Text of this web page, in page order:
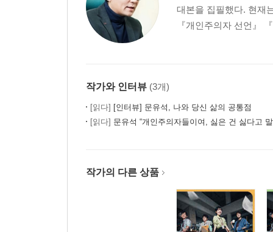
정의란 무엇인가
우리가 바라는 공정한 지옥
대본을 집필했다. 현재
『개인주의자 선언』
작가와 인터뷰 (3개)
[읽다] [인터뷰] 문유석, 나와 당신 삶의 공통점
[읽다] 문유석 “개인주의자들이여, 싫은 건 싫다고
작가의 다른 상품